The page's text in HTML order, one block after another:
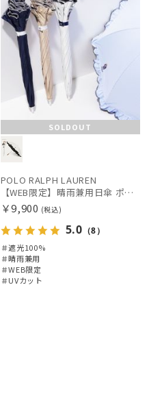
SOLDOUT
POLO RALPH LAUREN
【WEB限定】晴雨兼用日傘 ポロ ラルフ ローレン（POLO RALPH LAUREN）フリル ポロ ベア 遮光100 UV100
￥9,900 (税込)
5.0 （8）
＃遮光100%
＃晴雨兼用
＃WEB限定
＃UVカット